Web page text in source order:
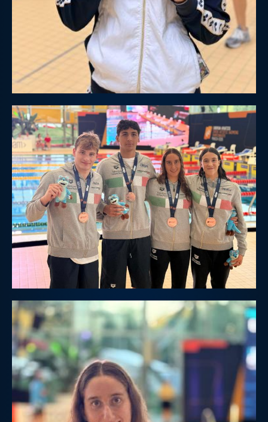
Galleria fotografica
Videogallery
Intranet
Webmail
Contatti
Mappa del sito